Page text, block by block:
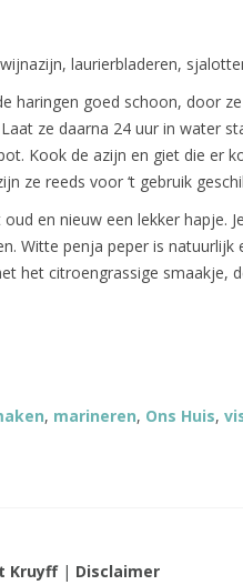
laurierbladeren,
haringen goed schoon, door
ze daarna 24 uur in water
Kook de azijn en giet die er
ze reeds voor ‘t gebruik
en nieuw een lekker hapje.
Witte penja peper is
het citroengrassige smaakje,
, marineren, Ons Huis,
Kruyff| Disclaimer